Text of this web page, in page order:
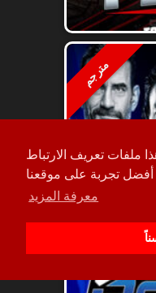
ملفات تعريف الارتباط
تجربة على موقعنا
معرفة المزيد
مترجم